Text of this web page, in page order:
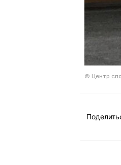
© Центр